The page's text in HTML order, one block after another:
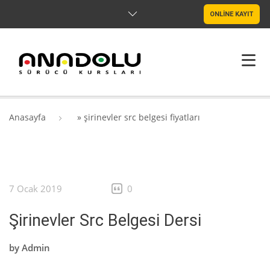
ONLİNE KAYIT
SRC & PSIKOTEKNIK
BLOG
İLETIŞIM
Anasayfa » şirinevler src belgesi fiyatları
7 Ocak 2019 0
Şirinevler Src Belgesi Dersi
by Admin